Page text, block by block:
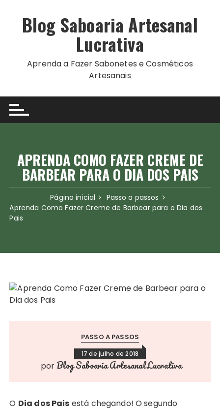
Blog Saboaria Artesanal
Lucrativa
Aprenda a Fazer Sabonetes e Cosméticos
Artesanais
APRENDA COMO FAZER CREME DE
BARBEAR PARA O DIA DOS PAIS
Página inicial
Passo a passos
Aprenda Como Fazer Creme de Barbear para o Dia dos
Pais
PASSO A PASSOS
17 de julho de 2018
por Blog Saboaria Artesanal Lucrativa
O Dia dos Pais está chegando! O segundo